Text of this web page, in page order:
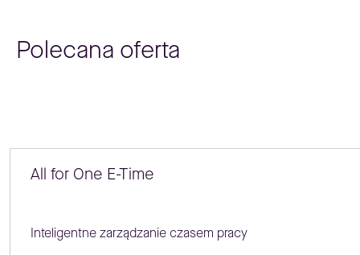
Polecana oferta
All for One E-Time
Inteligentne zarządzanie czasem pracy